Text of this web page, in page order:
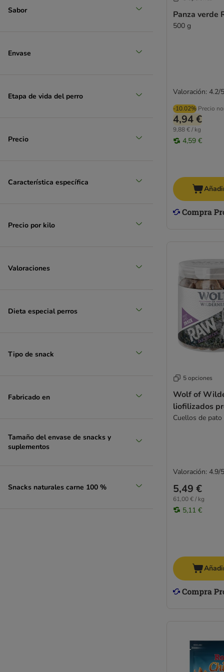
grande 26 - 45 kg
Sabor
Envase
Etapa de vida del perro
Precio
Característica específica
Precio por kilo
Valoraciones
Dieta especial perros
Tipo de snack
Fabricado en
Tamaño del envase de snacks y
suplementos
Snacks naturales carne 100 %
Panza verde
500 g
-10.02% Precio
4,94 €
9,88 € / kg
4,59 €
Valoración: 4.2/5
5 opciones
Wolf of
liofilizados
Cuellos de pato
5,49 €
61,00 € / kg
5,11 €
Valoración: 4.9/5